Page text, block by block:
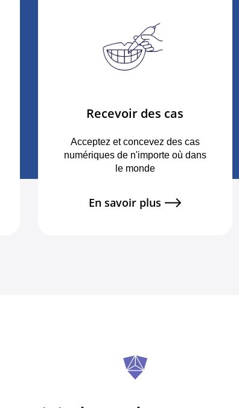
Recevoir des cas
Acceptez et concevez des cas
numériques de n'importe où dans
le monde
En savoir plus